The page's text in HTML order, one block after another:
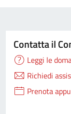
Contatta il
Leggi le
Richiedi
Prenota